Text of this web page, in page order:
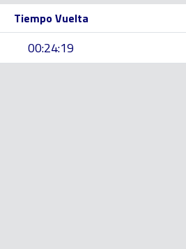
Tiempo Vuelta
00:24:19